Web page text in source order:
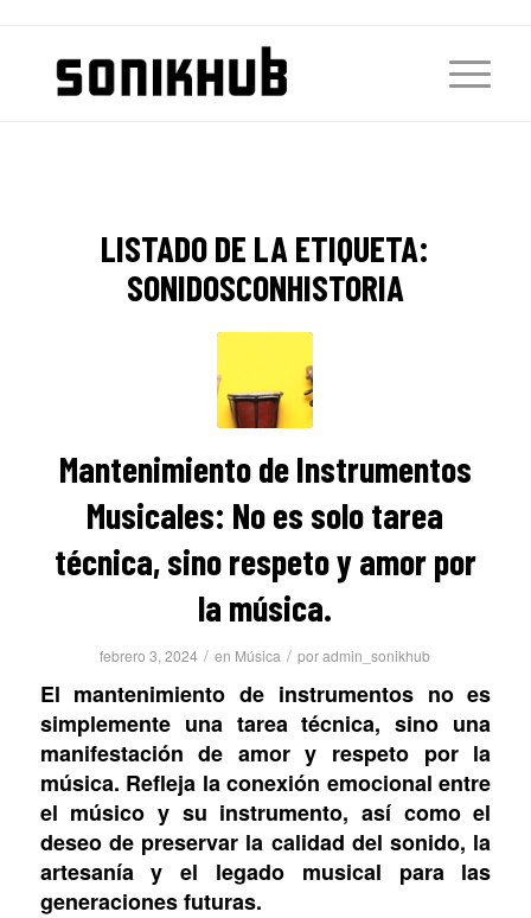
LISTADO DE LA ETIQUETA:
SONIDOSCONHISTORIA
Mantenimiento de Instrumentos
Musicales: No es solo tarea
técnica, sino respeto y amor por
la música.
febrero 3, 2024 / en Música / poradmin_sonikhub
El mantenimiento de instrumentos no es
simplemente una tarea técnica, sino una
manifestación de amor y respeto por la
música. Refleja la conexión emocional entre
el músico y su instrumento, así como el
deseo de preservar la calidad del sonido, la
artesanía y el legado musical para las
generaciones futuras.